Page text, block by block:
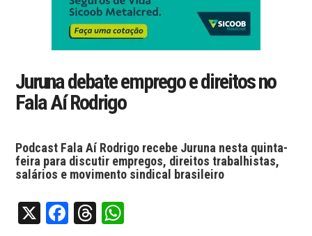
Juruna debate emprego e direitos no
Fala Aí Rodrigo
Podcast Fala Aí Rodrigo recebe Juruna nesta quinta-
feira para discutir empregos, direitos trabalhistas,
salários e movimento sindical brasileiro
X Facebook
Threads